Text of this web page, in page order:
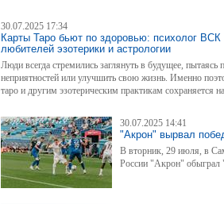
30.07.2025 17:34
Карты Таро бьют по здоровью: психолог ВСК
любителей эзотерики и астрологии
Люди всегда стремились заглянуть в будущее, пытаясь
неприятностей или улучшить свою жизнь. Именно
таро и другим эзотерическим практикам сохраняется
точки зрения нельзя сказать, что такие интересы
привести к потере контроля над собственной жизнью.
Клиники Страхового Дома ВСК рассказала, в каких
практиками приводит к проблемам с ментальным
30.07.2025 14:41
"Акрон" вырвал
В вторник, 29 июля, в
России "Акрон" обыграл